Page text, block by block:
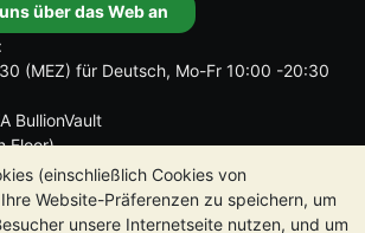
(einschließlich Cookies von
Website-Präferenzen zu speichern, um
unsere Internetseite nutzen, und um
über das Web an
(MEZ) für Deutsch, Mo-Fr 10:00 -20:30
BullionVault
Floor)